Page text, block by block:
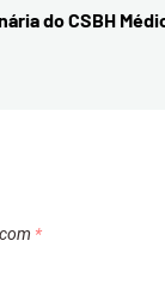
do CSBH
*